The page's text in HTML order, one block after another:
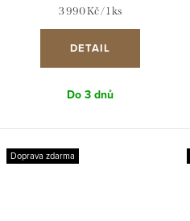
Měrná
3 990 Kč / 1 ks
DETAIL
Do 3 dnů
Doprava zdarma